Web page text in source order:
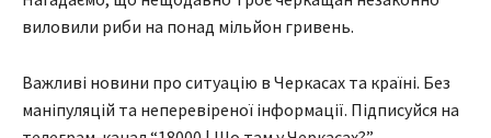
виловили риби на понад мільйон гривень.
Важливі новини про ситуацію в Черкасах та країні. Без
маніпуляцій та неперевіреної інформації. Підписуйся на